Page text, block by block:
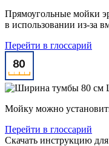
Прямоугольные мойки
в использовании из-за
Перейти в глоссарий
Мойку можно
Перейти в глоссарий
Скачать инструкцию